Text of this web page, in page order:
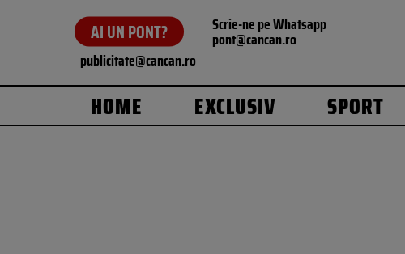
AI UN PONT? Scrie-ne pe Whatsapp
pont@cancan.ro
publicitate@cancan.ro
HOME EXCLUSIV SPORT